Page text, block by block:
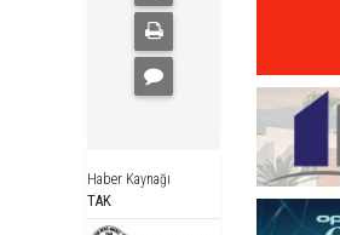
Haber Kaynağı
TAK